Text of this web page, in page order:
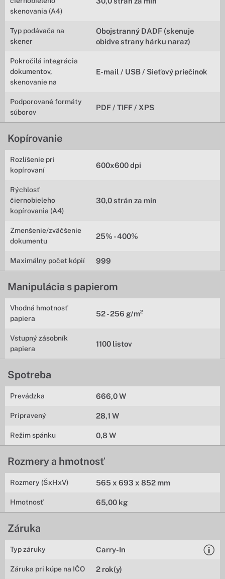
skenovania (A4)
Typ podávača na
skener
Obojstranný DADF (skenuje
obidve strany hárku naraz)
Pokročilá integrácia
dokumentov,
skenovanie na
E-mail / USB / Sieťový priečinok
Podporované formáty
súborov
PDF / TIFF / XPS
Kopírovanie
Rozlíšenie pri
kopírovaní
600x600 dpi
Rýchlosť
čiernobieleho
kopírovania (A4)
30,0 strán za min
Zmenšenie/zväčšenie
dokumentu
25% - 400%
Maximálny počet kópií 999
Manipulácia s papierom
Vhodná hmotnosť
papiera
52 - 256 g/m²
Vstupný zásobník
papiera
1100 listov
Spotreba
Prevádzka 666,0 W
Pripravený 28,1 W
Režim spánku 0,8 W
Rozmery a hmotnosť
Rozmery (ŠxHxV) 565 x 693 x 852 mm
Hmotnosť 65,00 kg
Záruka
Typ záruky Carry-In
Záruka pri kúpe na IČO 2 rok(y)